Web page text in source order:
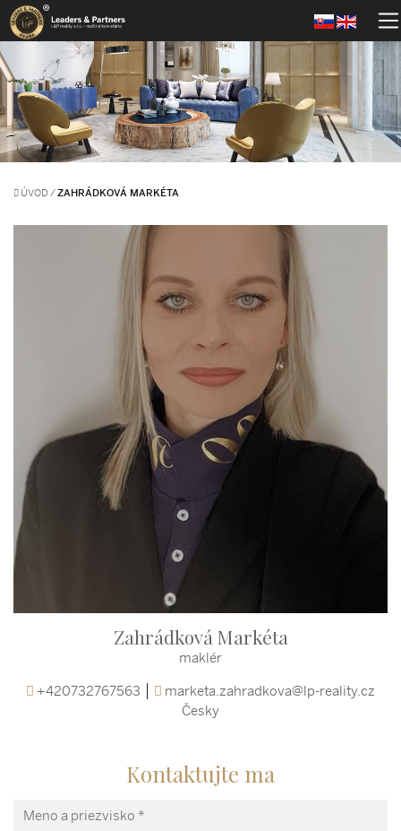
ÚVOD /ZAHRÁDKOVÁ MARKÉTA
Zahrádková Markéta
maklér
+420732767563
marketa.zahradkova@lp-reality.cz
Česky
Kontaktujte ma